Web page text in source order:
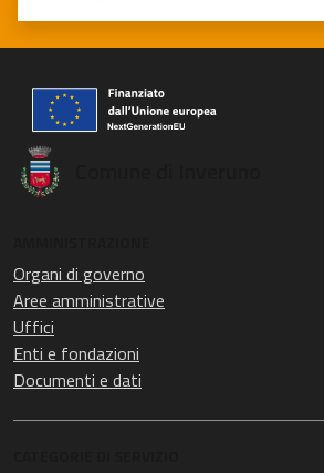
Valuta 5 stelle su 5
Valuta 4 stelle su 5
Valuta 3 stelle su 5
Valuta 2 stelle su 5
Valuta 1 stelle su 5
Organi di governo
Aree amministrative
Uffici
Enti e fondazioni
Documenti e dati